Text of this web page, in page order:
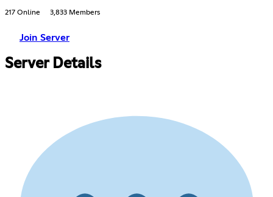
217 Online 3,833 Members
Join Server
Server Details